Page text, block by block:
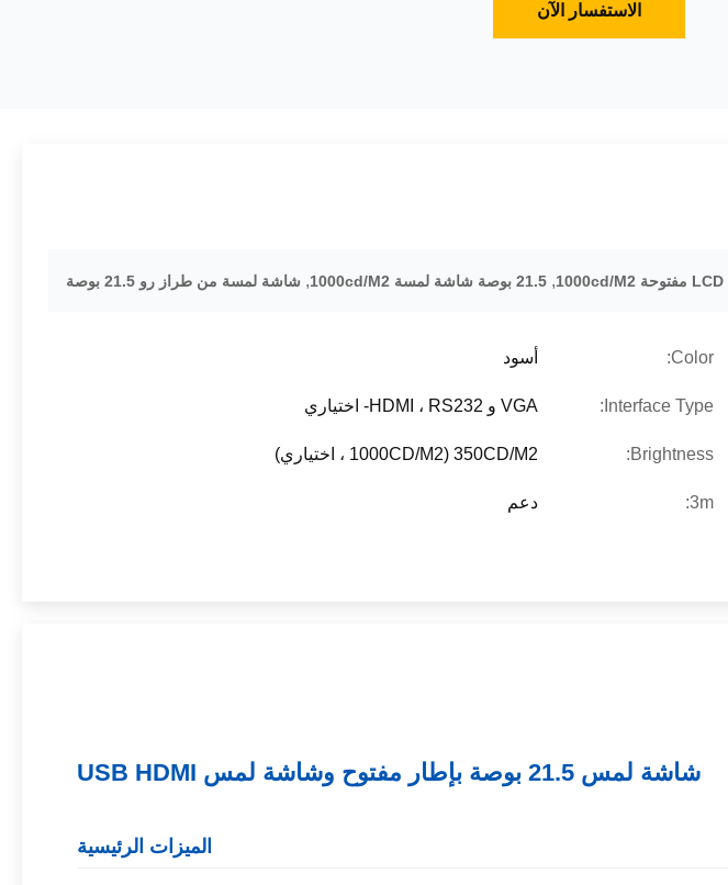
الاستفسار الآن
, 21.5 بوصة شاشة لمسة 1000cd/M2 , شاشة لمسة من طراز رو 21.5 بوصة
Color: أسود
Interface Type: VGA و HDMI ، RS232- اختياري
Brightness: 350CD/M2 (1000CD/M2 ، اختياري)
3m: دعم
شاشة لمس 21.5 بوصة بإطار مفتوح وشاشة لمس USB HDMI
الميزات الرئيسية